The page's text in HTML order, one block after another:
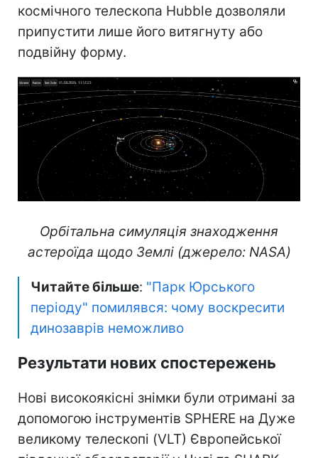
космічного телескопа Hubble дозволяли
припустити лише його витягнуту або
подвійну форму.
Орбітальна симуляція знаходження
астероїда щодо Землі (джерело: NASA)
Читайте більше: "Парк Юрського
періоду" помилявся: чому воскресити
динозаврів неможливо
Результати нових спостережень
Нові високоякісні знімки були отримані за
допомогою інструментів SPHERE на Дуже
великому телескопі (VLT) Європейської